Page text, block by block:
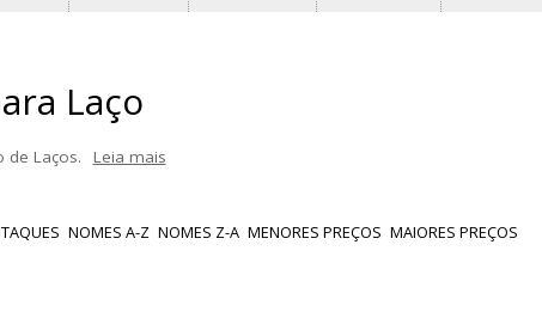
Laço
de Laços.
Leia mais
NOMES A-Z NOMES Z-A MENORES PREÇOS MAIORES PREÇOS